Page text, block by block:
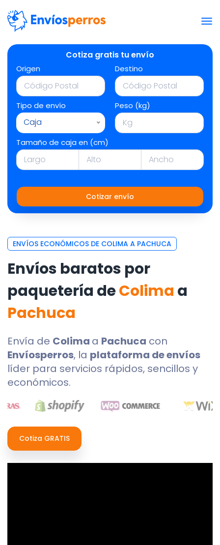
Cotiza gratis tu envío
Origen Destino
Tipo de envío
Caja
Peso (kg)
Tamaño de caja en (cm)
Cotizar envío
ENVÍOS ECONÓMICOS DE COLIMA A PACHUCA
Envíos baratos por
paquetería deColima a
Pachuca
Envía de Colima a Pachuca con
Envíosperros, la plataforma de envíos
líder para servicios rápidos, sencillos y
económicos.
Cotiza GRATIS